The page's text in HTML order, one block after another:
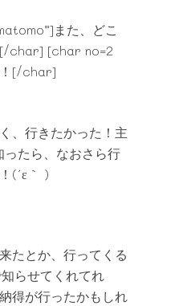
また、どこ
[/char] [char no=2
！[/char]
、行きたかった！主
ったら、なおさら行
(´ε｀ )
たとか、行ってくる
らせてくれてれ
得が行ったかもしれ